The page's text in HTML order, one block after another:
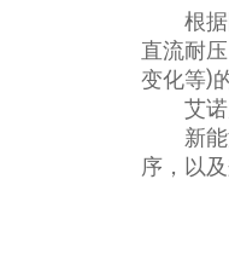
根据国
直流耐
变化等)
艾诺为
新能源
序，以